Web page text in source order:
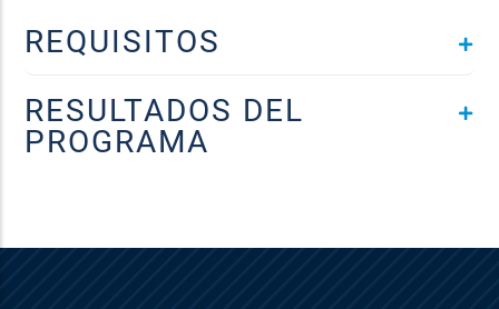
REQUISITOS
RESULTADOS DEL
PROGRAMA